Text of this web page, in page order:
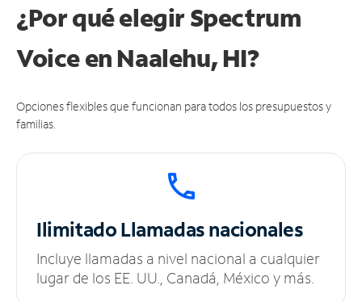
¿Por qué elegir Spectrum
Voice en Naalehu, HI?
Opciones flexibles que funcionan para todos los presupuestos y
familias.
IlimitadoLlamadas nacionales
Incluye llamadas a nivel nacional a cualquier
lugar de los EE. UU., Canadá, México y más.